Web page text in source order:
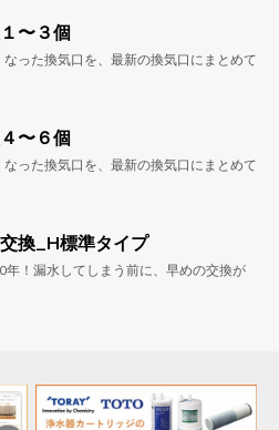
〜３個
った換気口を、最新の換気口にまとめて
〜６個
った換気口を、最新の換気口にまとめて
換_H標準タイプ
年！漏水してしまう前に、早めの交換が